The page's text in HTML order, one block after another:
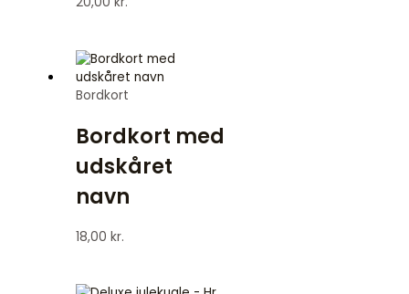
Bordkort
Bordkort med
udskåret
navn
18,00 kr.